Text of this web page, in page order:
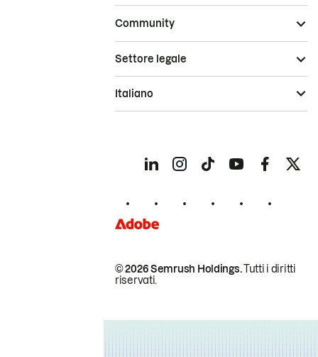
Community
© 2026 Semrush Holdings.Tutti i diritti
riservati.
Settore legale
Italiano